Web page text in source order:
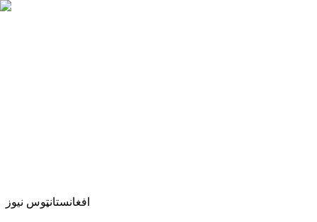
افغانستانټوس نیوز